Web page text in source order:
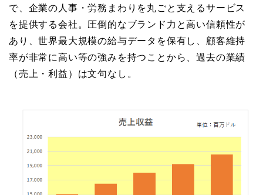
で、企業の人事・労務まわりを丸ごと支えるサービス
を提供する会社。圧倒的なブランド力と高い信頼性が
あり、世界最大規模の給与データを保有し、顧客維持
率が非常に高い等の強みを持つことから、過去の業績
（売上・利益）は文句なし。